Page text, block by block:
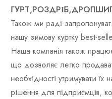
Також ми раді
нашу зимову куртку best-
Наша компанія також
що дозволяє легко
необхідності утримувати
рішення для підприємців,